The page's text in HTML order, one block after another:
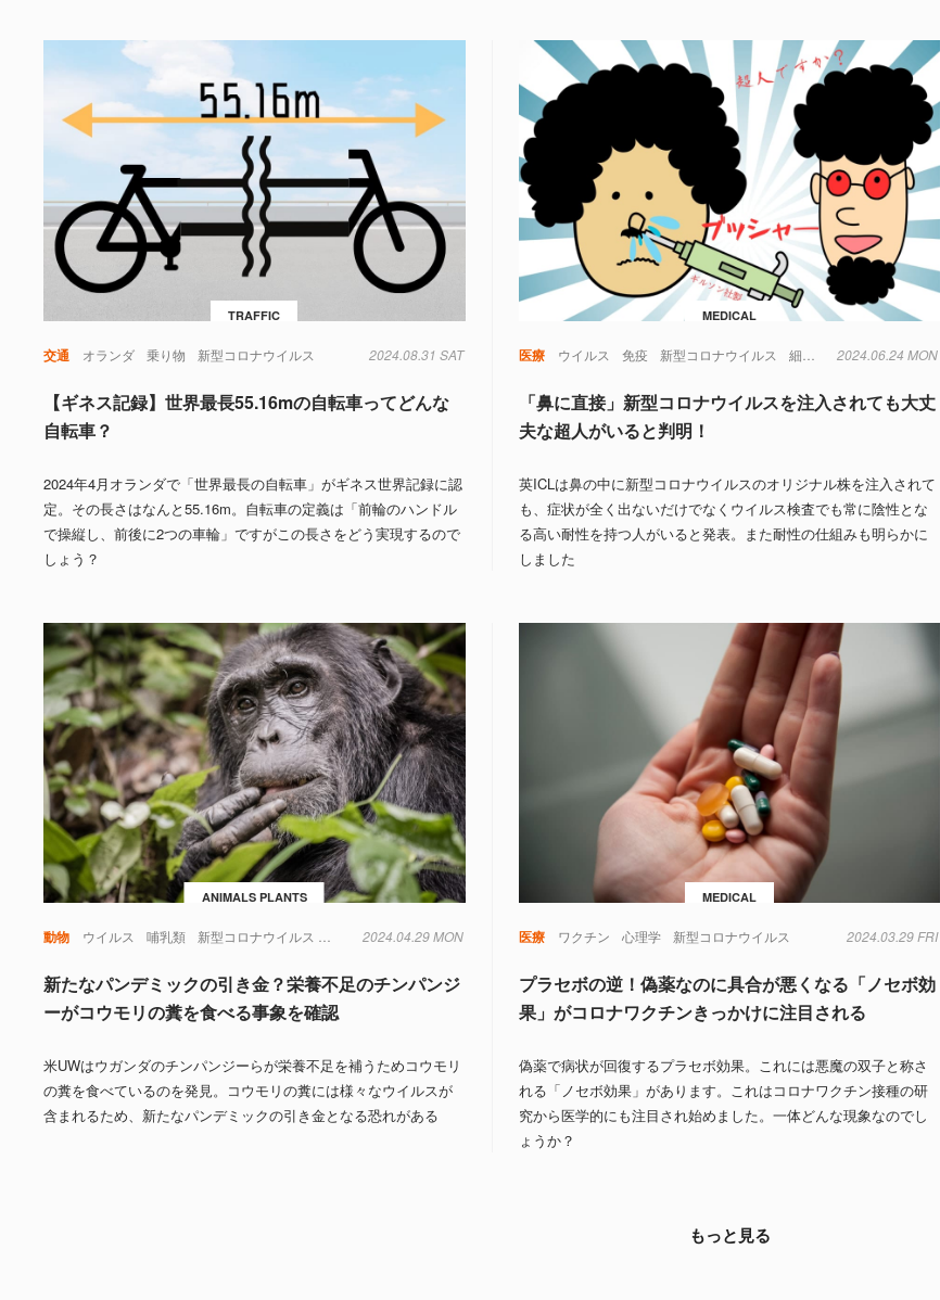
TRAFFIC
交通 オランダ 乗り物 新型コロナウイルス 2024.08.31 SAT
【ギネス記録】世界最長55.16mの自転車ってどんな
自転車？
2024年4月オランダで「世界最長の自転車」がギネス世界記録に認
定。その長さはなんと55.16m。自転車の定義は「前輪のハンドル
で操縦し、前後に2つの車輪」ですがこの長さをどう実現するので
しょう？
MEDICAL
医療 ウイルス 免疫 新型コロナウイルス 細胞 遺伝子
2024.06.24 MON
「鼻に直接」新型コロナウイルスを注入されても大丈
夫な超人がいると判明！
英ICLは鼻の中に新型コロナウイルスのオリジナル株を注入されて
も、症状が全く出ないだけでなくウイルス検査でも常に陰性とな
る高い耐性を持つ人がいると発表。また耐性の仕組みも明らかに
しました
ANIMALS PLANTS
動物 ウイルス 哺乳類 新型コロナウイルス 2024.04.29 MON
新たなパンデミックの引き金？栄養不足のチンパンジ
ーがコウモリの糞を食べる事象を確認
米UWはウガンダのチンパンジーらが栄養不足を補うためコウモリ
の糞を食べているのを発見。コウモリの糞には様々なウイルスが
含まれるため、新たなパンデミックの引き金となる恐れがある
MEDICAL
医療 ワクチン 心理学 新型コロナウイルス 2024.03.29 FRI
プラセボの逆！偽薬なのに具合が悪くなる「ノセボ効
果」がコロナワクチンきっかけに注目される
偽薬で病状が回復するプラセボ効果。これには悪魔の双子と称さ
れる「ノセボ効果」があります。これはコロナワクチン接種の研
究から医学的にも注目され始めました。一体どんな現象なのでし
ょうか？
もっと見る